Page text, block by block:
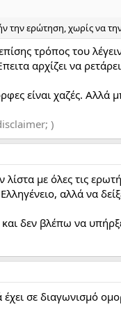
την ερώτηση, χωρίς να
τρόπος του
αρχίζει να
είναι χαζές. Αλλά
)
με όλες τις
αλλά να
δεν βλέπω να
σε διαγωνισμό